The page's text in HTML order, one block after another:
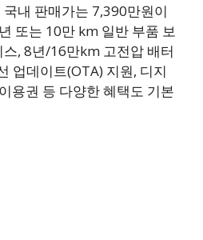
내 판매가는 7,390만원이
또는 10만 km 일반 부품 보
, 8년/16만km 고전압 배터
업데이트(OTA) 지원, 디지
용권 등 다양한 혜택도 기본